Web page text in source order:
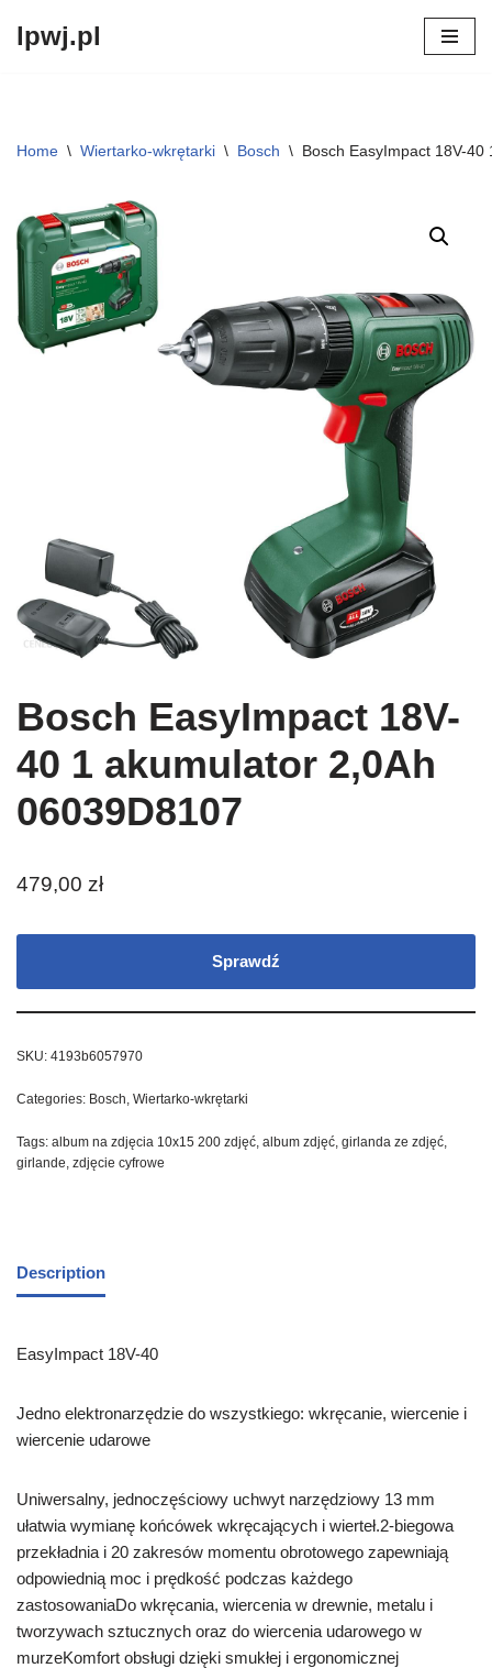
lpwj.pl
Home \ Wiertarko-wkrętarki \ Bosch \ Bosch EasyImpact 18V-
Bosch EasyImpact 18V-
40 1 akumulator 2,0Ah
06039D8107
479,00 zł
Sprawdź
SKU: 4193b6057970
Categories: Bosch, Wiertarko-wkrętarki
Tags: album na zdjęcia 10x15 200 zdjęć, album zdjęć, girlanda ze zdjęć,
girlande, zdjęcie cyfrowe
Description
EasyImpact 18V-40
Jedno elektronarzędzie do wszystkiego: wkręcanie, wiercenie i
wiercenie udarowe
Uniwersalny, jednoczęściowy uchwyt narzędziowy 13 mm
ułatwia wymianę końcówek wkręcających i wierteł.2-biegowa
przekładnia i 20 zakresów momentu obrotowego zapewniają
odpowiednią moc i prędkość podczas każdego
zastosowaniaDo wkręcania, wiercenia w drewnie, metalu i
tworzywach sztucznych oraz do wiercenia udarowego w
murzeKomfort obsługi dzięki smukłej i ergonomicznej